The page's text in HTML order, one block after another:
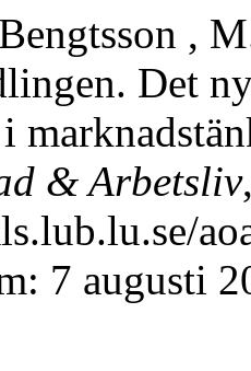
,
Det
& Arbetsliv
7 augusti